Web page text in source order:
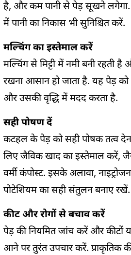
है, और कम पानी से पेड़ सूखने
में पानी का निकास भी सुनिश्चित करें.
मल्चिंग का इस्तेमाल करें
मल्चिंग से मिट्टी में नमी बनी रहती
रखना आसान हो जाता है. यह पेड़
और उसकी वृद्धि में मदद करता है.
सही पोषण दें
कटहल के पेड़ को सही पोषक तत्व
लिए जैविक खाद का इस्तेमाल करें,
वर्मी कंपोस्ट. इसके अलावा,
पोटेशियम का सही संतुलन बनाए रखें.
कीट और रोगों से बचाव करें
पेड़ की नियमित जांच करें और कीटों
आने पर तुरंत उपचार करें. प्राकृतिक